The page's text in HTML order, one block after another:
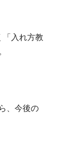
「入れ方教
、今後の